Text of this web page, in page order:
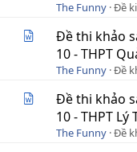
The Funny Đề
Đề thi khảo
10 - THPT
The Funny Đề
Đề thi khảo
10 - THPT Lý
The Funny Đề